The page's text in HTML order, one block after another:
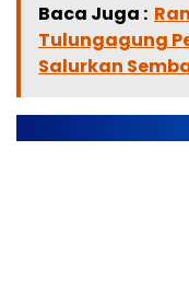
Baca Juga :
Tulungagung
Salurkan